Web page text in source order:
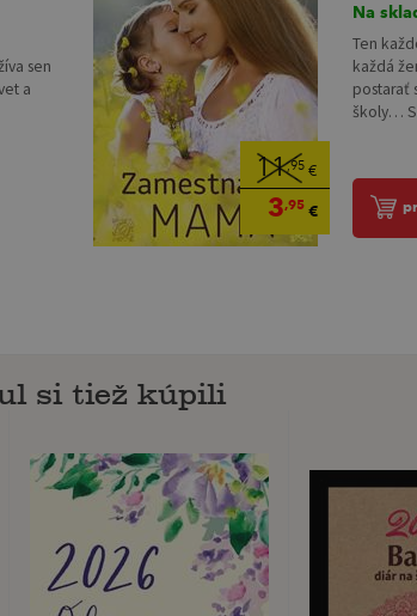
sen
a
11,95€
3,95€
Na
Ten
každá
postarať
školy…
si tiež kúpili